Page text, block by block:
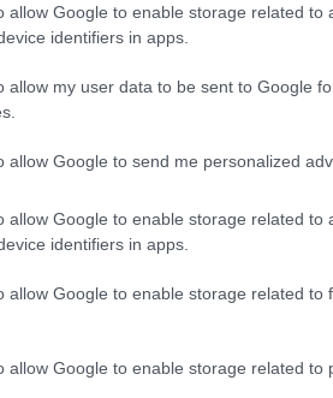
allow Google to enable storage related to
identifiers in apps.
allow my user data to be sent to Google
allow Google to send me personalized
allow Google to enable storage related to
identifiers in apps.
allow Google to enable storage related to
allow Google to enable storage related to